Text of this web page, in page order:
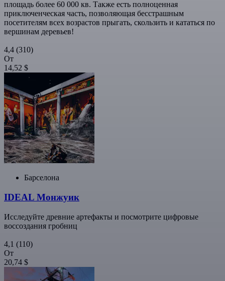
площадь более 60 000 кв. Также есть полноценная
приключенческая часть, позволяющая бесстрашным
посетителям всех возрастов прыгать, скользить и кататься по
вершинам деревьев!
4,4 (310)
От
14,52 $
Барселона
IDEAL Монжуик
Исследуйте древние артефакты и посмотрите цифровые
воссоздания гробниц
4,1 (110)
От
20,74 $